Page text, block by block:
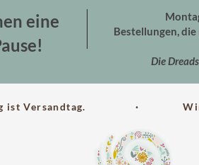
eine
Bestellungen,
Die
ist Versandtag. · Wir